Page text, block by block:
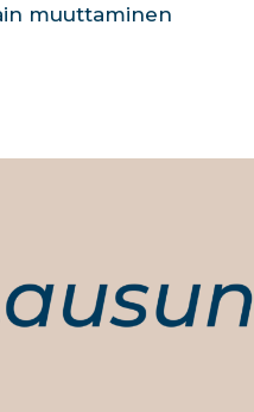
muuttaminen​